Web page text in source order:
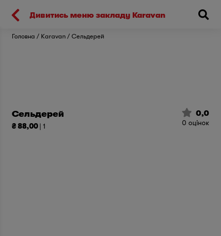
Киев
Головна Karavan Сельдерей
Дивитись меню закладу Karavan
Сельдерей
₴ 88,00 | 1
0,0
0 оцінок